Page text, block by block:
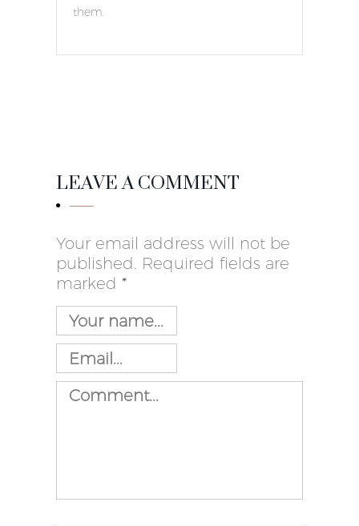
them.
LEAVE A COMMENT
Your email address will not be
published. Required fields are
marked *